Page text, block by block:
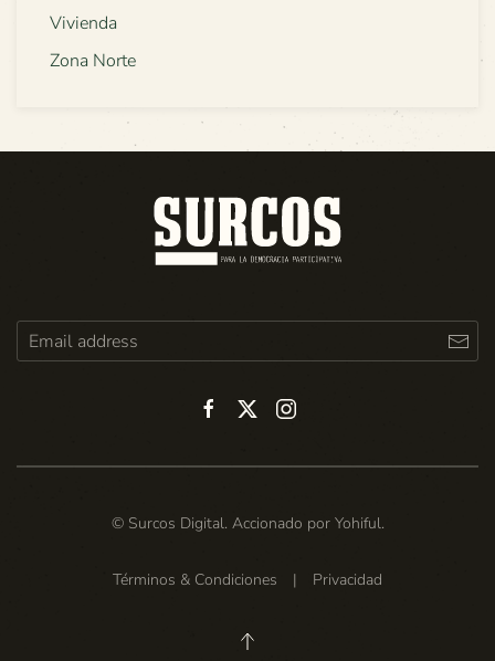
Vivienda
Zona Norte
© Surcos Digital. Accionado por Yohiful.
Términos & Condiciones | Privacidad